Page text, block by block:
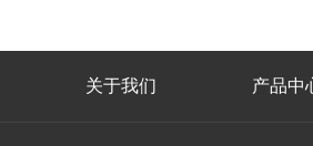
关于我们 产品中